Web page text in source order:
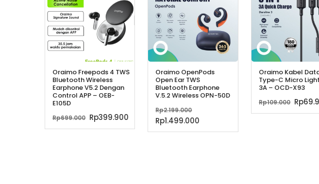
Oraimo Freepods 4 TWS
Bluetooth Wireless
Earphone V5.2 Dengan
Control APP – OEB-
E105D
Rp699.000 Harga
aslinya
Rp399.900Harga
saat
Oraimo OpenPods
Open Ear TWS
Bluetooth Earphone
V.5.2 Wireless OPN-50D
Rp2.199.000
aslinya
adalah:
Rp1.499.000
saat
Oraimo Kabel
Type-C Micro
3A – OCD-X93
Rp109.000 Harga
Rp